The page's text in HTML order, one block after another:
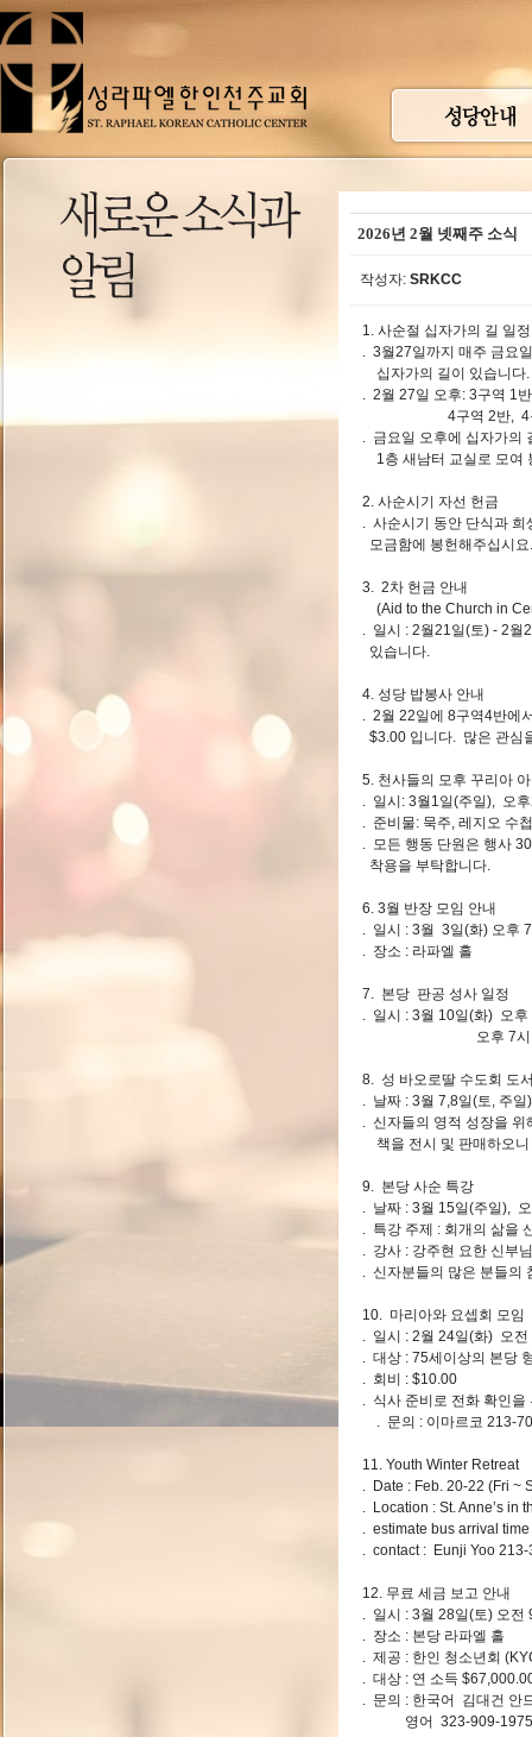
2026년 2월 넷째주 소식
작성자: SRKCC
1. 사순절 십자가의 길 일
. 3월27일까지 매주 금요
십자가의 길이 있습니다.
. 2월 27일 오후: 3구역 1
4구역 2반, 4
. 금요일 오후에 십자가의
1층 새남터 교실로 모여
2. 사순시기 자선 헌금
. 사순시기 동안 단식과 희
모금함에 봉헌해주십시
3. 2차 헌금 안내
(Aid to the Church in
. 일시 : 2월21일(토) - 2월
있습니다.
4. 성당 밥봉사 안내
. 2월 22일에 8구역4반에
$3.00 입니다. 많은 관심
5. 천사들의 모후 꾸리아
. 일시: 3월1일(주일), 오
. 준비물: 묵주, 레지오 수
. 모든 행동 단원은 행사
착용을 부탁합니다.
6. 3월 반장 모임 안내
. 일시 : 3월 3일(화) 오
. 장소 : 라파엘 홀
7. 본당 판공 성사 일정
. 일시 : 3월 10일(화)
오후 7시 30분
8. 성 바오로딸 수도회 도
. 날짜 : 3월 7,8일(토, 주일
. 신자들의 영적 성장을 위
책을 전시 및 판매하오
9. 본당 사순 특강
. 날짜 : 3월 15일(주
. 특강 주제 : 회개의 삶을
. 강사 : 강주현 요한 신부
. 신자분들의 많은 분들의
10. 마리아와 요셉회 모임
. 일시 : 2월 24일(화) 오
. 대상 : 75세이상의 본
. 회비 : $10.00
. 식사 준비로 전화 확인을
. 문의 : 이마르코 213-
11. Youth Winter Retreat
. Date : Feb. 20-22 (Fri ~
. Location : St. Anne’s in
. estimate bus arrival
. contact : Eunji Yoo
12. 무료 세금 보고 안내
. 일시 : 3월 28일(토) 오전
. 장소 : 본당 라파엘
. 제공 : 한인 청소년회
. 대상 : 연 소득
. 문의 : 한국어 김대건 안
영어 323-909-1975,